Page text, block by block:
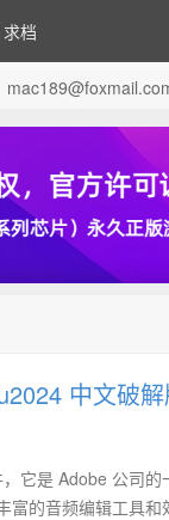
求档
中文破
它是 Adobe 公司的
的音频编辑工具和